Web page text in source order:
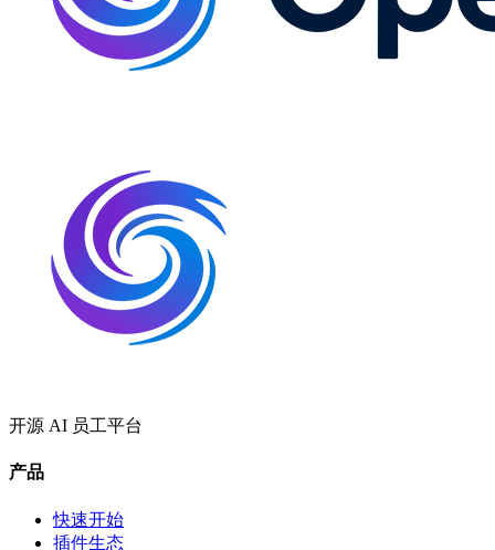
开源 AI 员工平台
产品
快速开始
插件生态